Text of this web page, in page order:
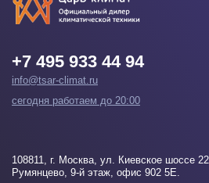
+7 495 933 44 94
info@tsar-climat.ru
сегодня работаем до 20:00
108811, г. Москва, ул. Киевское шоссе
Румянцево, 9-й этаж, офис 902 5Е.